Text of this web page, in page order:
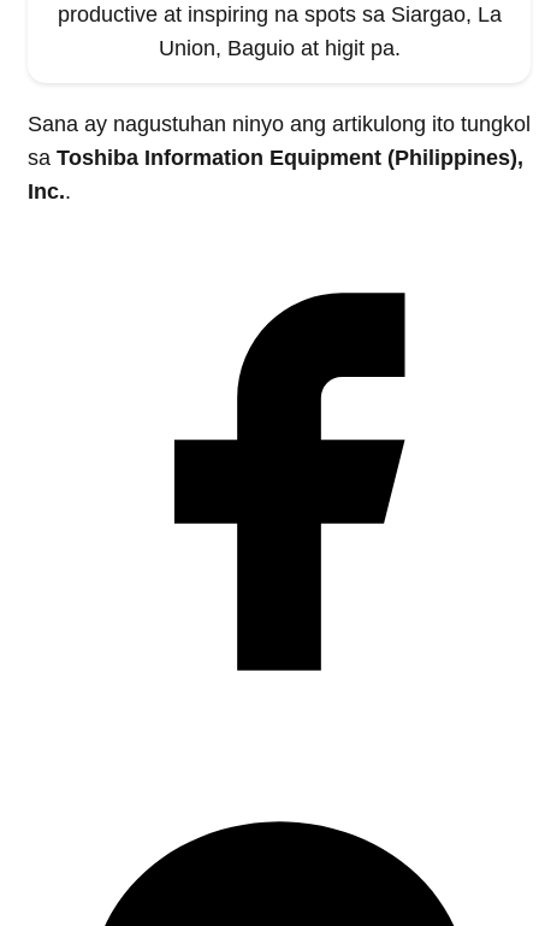
productive at inspiring na spots sa Siargao, La
Union, Baguio at higit pa.
Sana ay nagustuhan ninyo ang artikulong ito tungkol
sa Toshiba Information Equipment (Philippines),
Inc..